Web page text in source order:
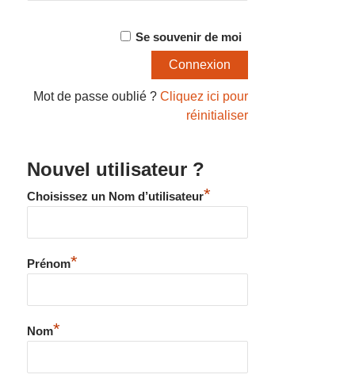
Se souvenir de moi
Mot de passe oublié ?Cliquez ici pour
réinitialiser
Nouvel utilisateur ?
Choisissez un Nom d’utilisateur*
Prénom*
Nom*